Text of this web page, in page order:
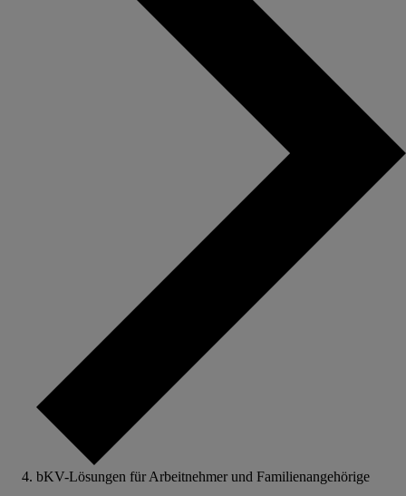
bKV-Lösungen für Arbeitnehmer und Familienangehörige